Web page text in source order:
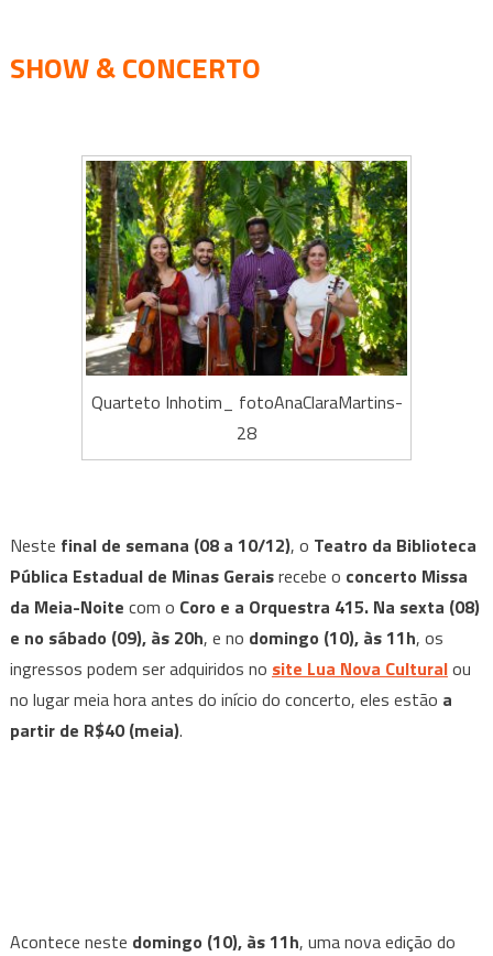
SHOW & CONCERTO
Quarteto Inhotim_ fotoAnaClaraMartins-
28
Neste final de semana (08 a 10/12), o Teatro da Biblioteca
Pública Estadual de Minas Geraisrecebe o concerto Missa
da Meia-Noite com o Coro e a Orquestra 415. Na sexta (08)
e no sábado (09), às 20h, e no domingo (10), às 11h, os
ingressos podem ser adquiridos no site Lua Nova Culturalou
no lugar meia hora antes do início do concerto, eles estão a
partir de R$40 (meia).
Acontece neste domingo (10), às 11h, uma nova edição do